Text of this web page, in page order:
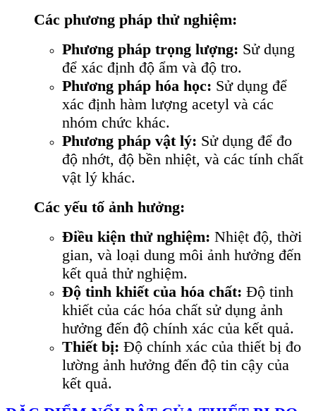
Các phương pháp thử nghiệm:
Phương pháp trọng lượng: Sử dụng
để xác định độ ẩm và độ tro.
Phương pháp hóa học: Sử dụng để
xác định hàm lượng acetyl và các
nhóm chức khác.
Phương pháp vật lý: Sử dụng để đo
độ nhớt, độ bền nhiệt, và các tính chất
vật lý khác.
Các yếu tố ảnh hưởng:
Điều kiện thử nghiệm: Nhiệt độ, thời
gian, và loại dung môi ảnh hưởng đến
kết quả thử nghiệm.
Độ tinh khiết của hóa chất: Độ tinh
khiết của các hóa chất sử dụng ảnh
hưởng đến độ chính xác của kết quả.
Thiết bị: Độ chính xác của thiết bị đo
lường ảnh hưởng đến độ tin cậy của
kết quả.